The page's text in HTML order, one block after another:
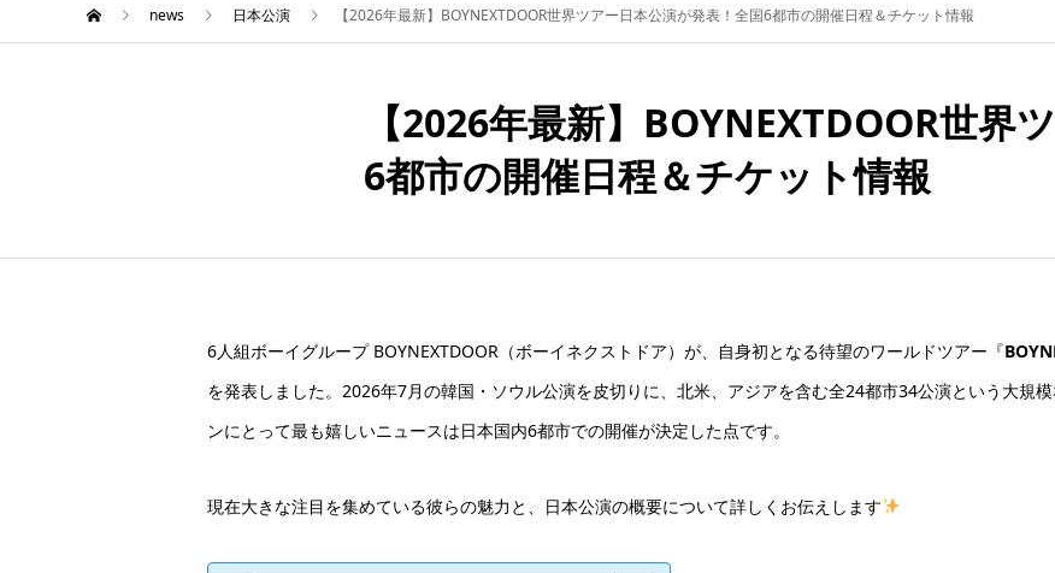
news 日本公演 【2026年最新】BOYNEXTDOOR世界ツアー日本公演が発表！全国6都市の開催日程＆チケット情報
【2026年最新】BOYNEXTDOOR世界
6都市の開催日程＆チケット情報
6人組ボーイグループ BOYNEXTDOOR（ボーイネクストドア）が、自身初となる待望のワールドツアー『
を発表しました。2026年7月の韓国・ソウル公演を皮切りに、北米、アジアを含む全24都市34公演という大規
ンにとって最も嬉しいニュースは日本国内6都市での開催が決定した点です。
現在大きな注目を集めている彼らの魅力と、日本公演の概要について詳しくお伝えします